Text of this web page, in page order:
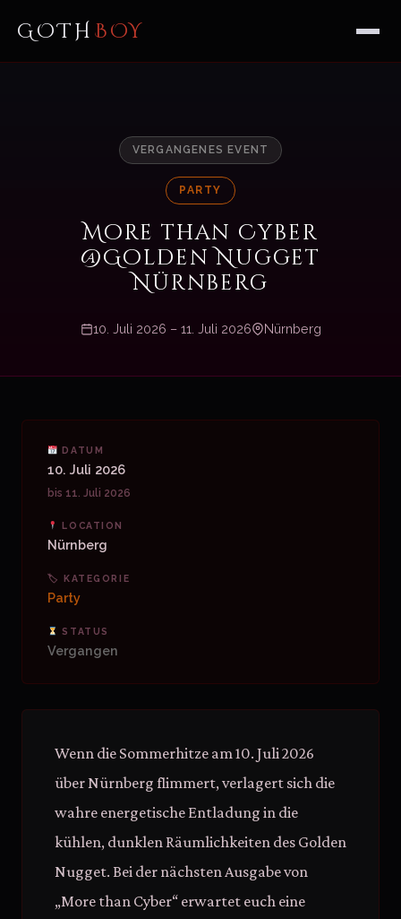
GOTH BOY
VERGANGENES EVENT
PARTY
More than Cyber
@Golden Nugget
Nürnberg
10. Juli 2026 – 11. Juli 2026 Nürnberg
DATUM
10. Juli 2026
bis 11. Juli 2026
LOCATION
Nürnberg
🏷 KATEGORIE
Party
STATUS
Vergangen
Wenn die Sommerhitze am 10. Juli 2026
über Nürnberg flimmert, verlagert sich die
wahre energetische Entladung in die
kühlen, dunklen Räumlichkeiten des Golden
Nugget. Bei der nächsten Ausgabe von
„More than Cyber“ erwartet euch eine